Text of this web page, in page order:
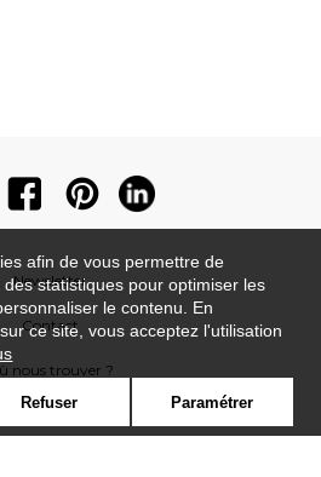
Newsletter
Contact
nous trouver ?
afin de vous permettre de
statistiques pour optimiser les
le contenu. En
ce site, vous acceptez l'utilisation
Refuser Paramétrer